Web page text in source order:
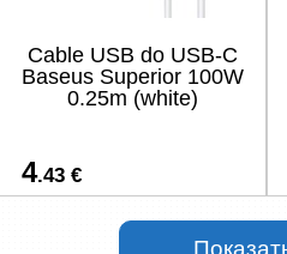
Cable USB do USB-C
Baseus Superior 100W
0.25m (white)
4.43 €